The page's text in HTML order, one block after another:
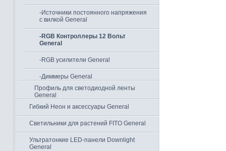
-Источники постоянного напряжения
с вилкой General
-RGB Контроллеры 12 Вольт
General
-RGB усилители General
-Диммеры General
Профиль для светодиодной ленты
General
Гибкий Неон и аксессуары General
Светильники для растений FITO General
Ультратонкие LED-панели Downlight
General